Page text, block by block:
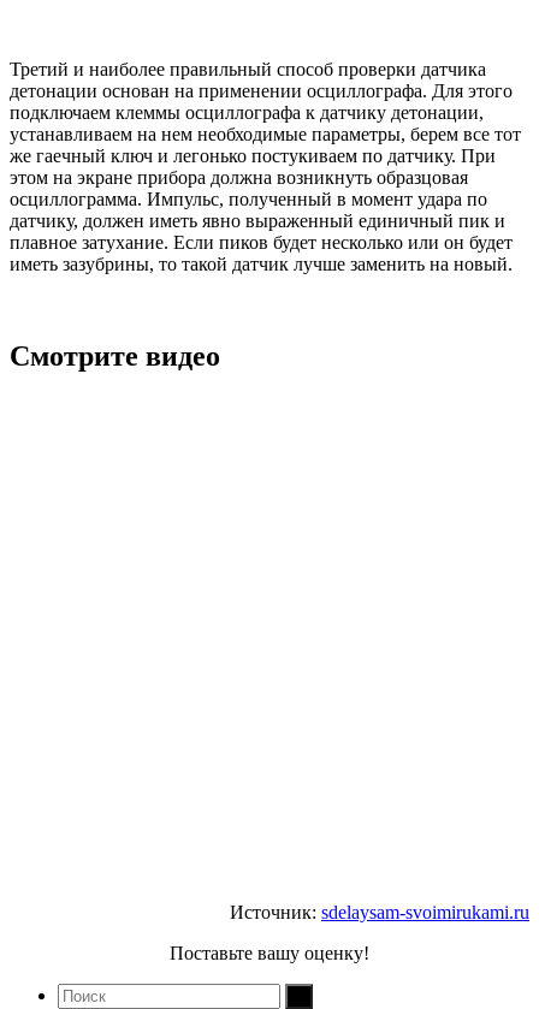
Третий и наиболее правильный способ проверки датчика
детонации основан на применении осциллографа. Для этого
подключаем клеммы осциллографа к датчику детонации,
устанавливаем на нем необходимые параметры, берем все тот
же гаечный ключ и легонько постукиваем по датчику. При
этом на экране прибора должна возникнуть образцовая
осциллограмма. Импульс, полученный в момент удара по
датчику, должен иметь явно выраженный единичный пик и
плавное затухание. Если пиков будет несколько или он будет
иметь зазубрины, то такой датчик лучше заменить на новый.
Смотрите видео
Источник: sdelaysam-svoimirukami.ru
Поставьте вашу оценку!